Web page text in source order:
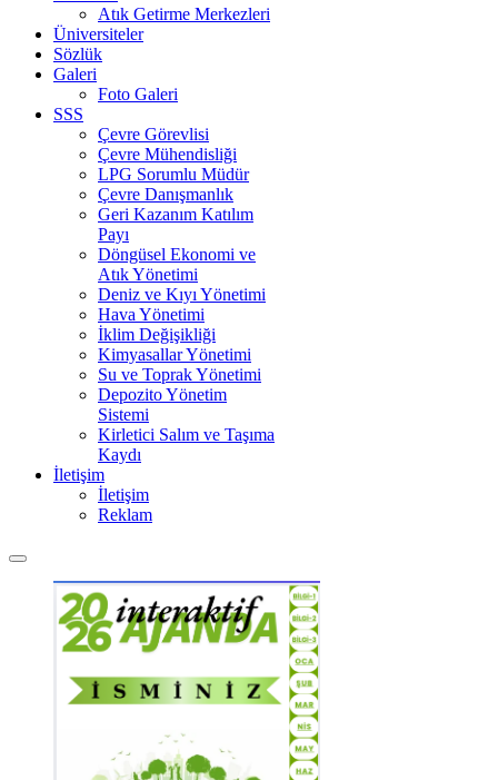
Atık Getirme Merkezleri
Üniversiteler
Sözlük
Galeri
Foto Galeri
SSS
Çevre Görevlisi
Çevre Mühendisliği
LPG Sorumlu Müdür
Çevre Danışmanlık
Geri Kazanım Katılım
Payı
Döngüsel Ekonomi ve
Atık Yönetimi
Deniz ve Kıyı Yönetimi
Hava Yönetimi
İklim Değişikliği
Kimyasallar Yönetimi
Su ve Toprak Yönetimi
Depozito Yönetim
Sistemi
Kirletici Salım ve Taşıma
Kaydı
İletişim
İletişim
Reklam